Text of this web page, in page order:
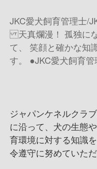
JKC愛犬飼育管理士/
天真爛漫！ 孤独に
て、 笑顔と確かな知
す。 ●JKC愛犬飼育
ジャパンケネルクラ
に沿って、犬の生態
育環境に対する知識
令遵守に努めていた